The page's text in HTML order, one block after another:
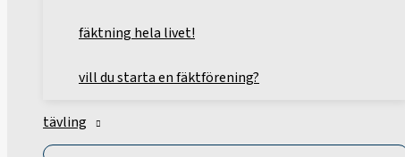
fäktning hela livet!
vill du starta en fäktförening?
tävling